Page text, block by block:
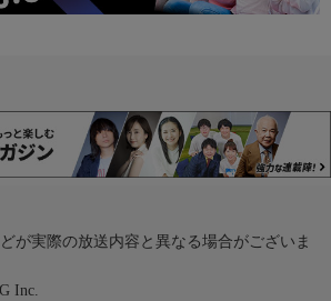
が実際の放送内容と異なる場合がございま
Inc.